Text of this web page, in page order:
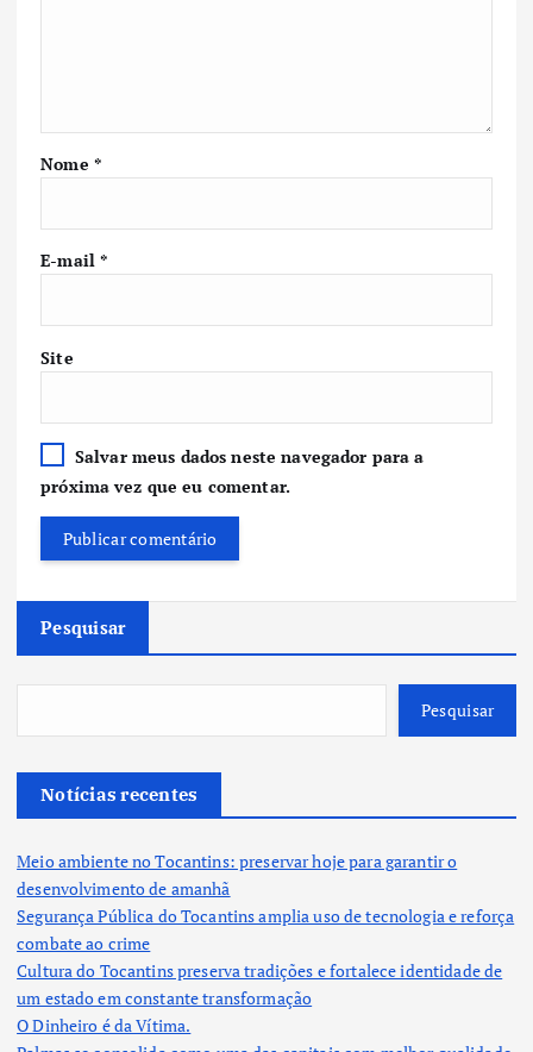
Nome *
E-mail*
Site
Salvar meus dados neste navegador para a
próxima vez que eu comentar.
Pesquisar
Pesquisar
Notícias recentes
Meio ambiente no Tocantins: preservar hoje para garantir o
desenvolvimento de amanhã
Segurança Pública do Tocantins amplia uso de tecnologia e reforça
combate ao crime
Cultura do Tocantins preserva tradições e fortalece identidade de
um estado em constante transformação
O Dinheiro é da Vítima.